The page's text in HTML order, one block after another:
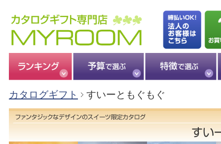
カタログギフト すいーともぐもぐ